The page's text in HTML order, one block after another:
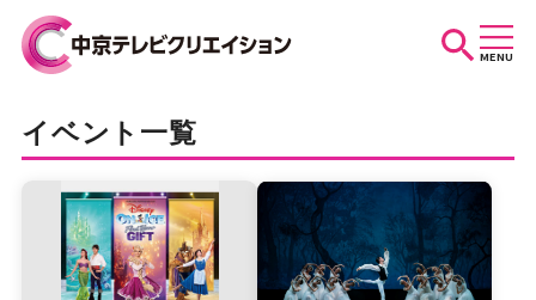
MENU
お知らせ
スケジュール
イベント一覧